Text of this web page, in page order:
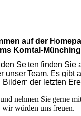
auf der
Korntal-
Seiten finden Sie
unser Team. Es gibt
Bildern der letzten
nehmen Sie gerne
wir würden uns freuen.